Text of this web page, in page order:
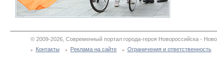
© 2009-2026, Современный портал города-героя Новороссийска -
Контакты
Реклама на сайте Ограничения и ответственность